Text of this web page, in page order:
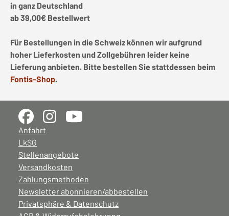
in ganz Deutschland
ab 39,00€ Bestellwert
Für Bestellungen in die Schweiz können wir aufgrund
hoher Lieferkosten und Zollgebühren leider keine
Lieferung anbieten. Bitte bestellen Sie stattdessen beim
Fontis-Shop.
Anfahrt
LkSG
Stellenangebote
Versandkosten
Zahlungsmethoden
Newsletter abonnieren/abbestellen
Privatsphäre & Datenschutz